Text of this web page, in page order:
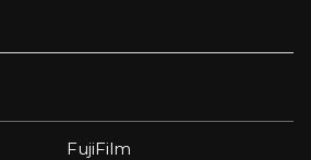
FujiFilm